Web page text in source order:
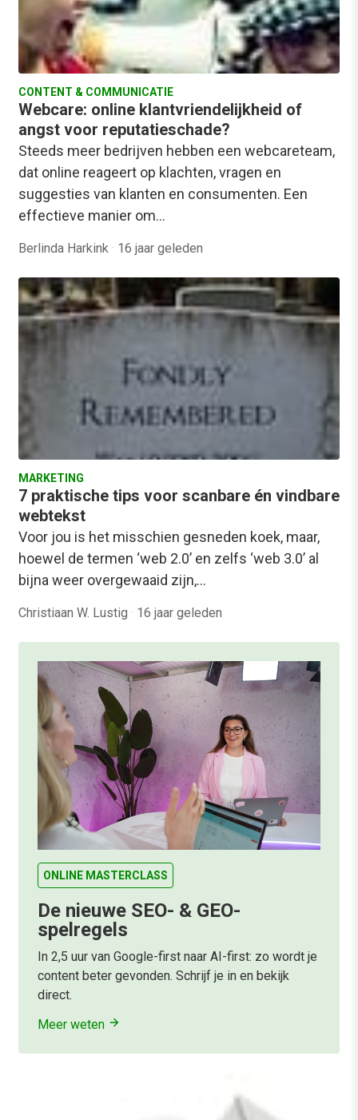
CONTENT & COMMUNICATIE
Webcare: online klantvriendelijkheid of
angst voor reputatieschade?
Steeds meer bedrijven hebben een webcareteam,
dat online reageert op klachten, vragen en
suggesties van klanten en consumenten. Een
effectieve manier om…
Berlinda Harkink · 16 jaar geleden
MARKETING
7 praktische tips voor scanbare én vindbare
webtekst
Voor jou is het misschien gesneden koek, maar,
hoewel de termen ‘web 2.0’ en zelfs ‘web 3.0’ al
bijna weer overgewaaid zijn,…
Christiaan W. Lustig · 16 jaar geleden
ONLINE MASTERCLASS
De nieuwe SEO- & GEO-
spelregels
In 2,5 uur van Google-first naar AI-first: zo wordt je
content beter gevonden. Schrijf je in en bekijk
direct.
Meer weten